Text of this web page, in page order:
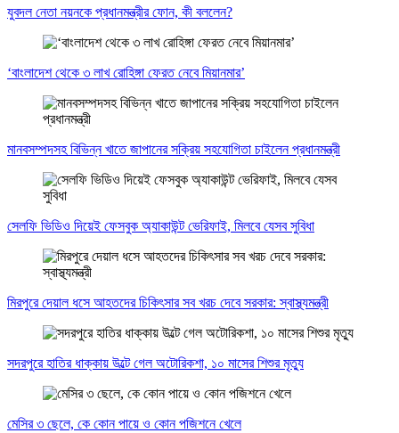
যুবদল নেতা নয়নকে প্রধানমন্ত্রীর ফোন, কী বললেন?
‘বাংলাদেশ থেকে ৩ লাখ রোহিঙ্গা ফেরত নেবে মিয়ানমার’
মানবসম্পদসহ বিভিন্ন খাতে জাপানের সক্রিয় সহযোগিতা চাইলেন প্রধানমন্ত্রী
সেলফি ভিডিও দিয়েই ফেসবুক অ্যাকাউন্ট ভেরিফাই, মিলবে যেসব সুবিধা
মিরপুরে দেয়াল ধসে আহতদের চিকিৎসার সব খরচ দেবে সরকার: স্বাস্থ্যমন্ত্রী
সদরপুরে হাতির ধাক্কায় উল্টে গেল অটোরিকশা, ১০ মাসের শিশুর মৃত্যু
মেসির ৩ ছেলে, কে কোন পায়ে ও কোন পজিশনে খেলে